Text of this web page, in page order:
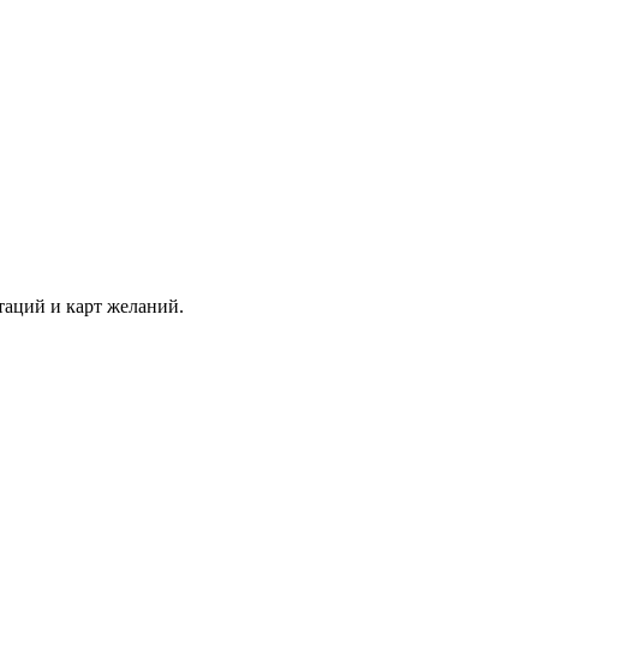
и карт желаний.